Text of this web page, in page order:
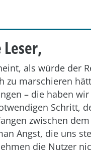
als würde der
zu marschieren
– die haben
Schritt,
zwischen
Angst, die uns
die Nutzer